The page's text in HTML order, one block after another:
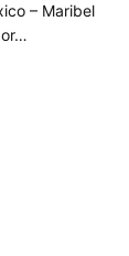
– Maribel